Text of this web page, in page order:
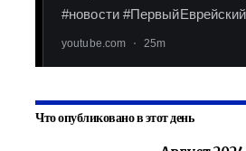
Что опубликовано в этот день